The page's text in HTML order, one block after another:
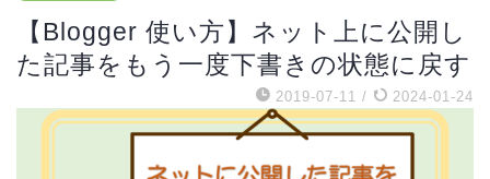
【Blogger 使い方】ネット上に公開し
た記事をもう一度下書きの状態に戻す
2019-07-11 / 2024-01-24